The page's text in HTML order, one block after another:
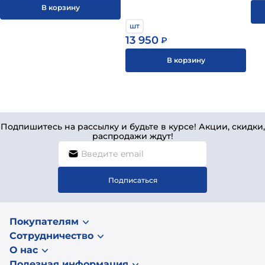
В корзину
шт
13 950 ₽
В корзину
Подпишитесь на рассылку и будьте в курсе! Акции, скидки,
распродажи ждут!
Подписаться
Покупателям
Сотрудничество
О нас